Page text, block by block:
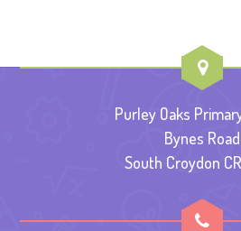
Purley Oaks
Bynes Road
South Croydon